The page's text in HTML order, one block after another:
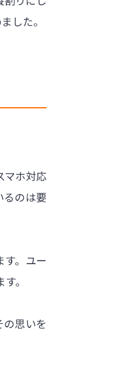
した。
マホ対応
るのは要
す。ユー
。
思いを